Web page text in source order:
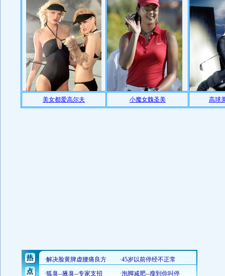
美女都爱高尔夫 小魔女魏圣美 高球